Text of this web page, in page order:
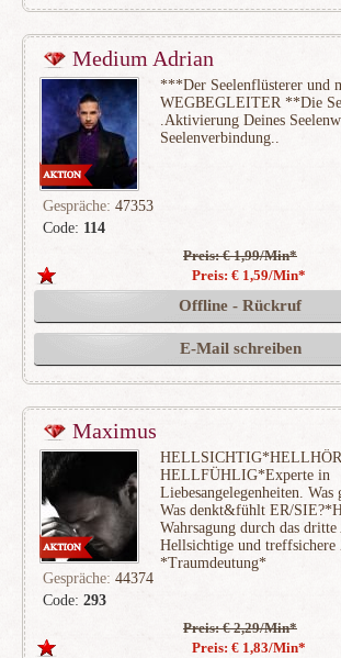
Medium Adrian
Code: 114
***Der Seelenflüsterer und
WEGBEGLEITER **Die
.Aktivierung Deines
Seelenverbindung..
Gespräche: 47353
Preis: € 1,99/Min*
Preis: € 1,59/Min*
Offline - Rückruf
E-Mail schreiben
Maximus
Code: 293
HELLFÜHLIG*Experte in
Liebesangelegenheiten.
Was denkt&fühlt ER/
Wahrsagung durch das
Hellsichtige und treffsichere
*Traumdeutung*
Gespräche: 44374
Preis: € 2,29/Min*
Preis: € 1,83/Min*